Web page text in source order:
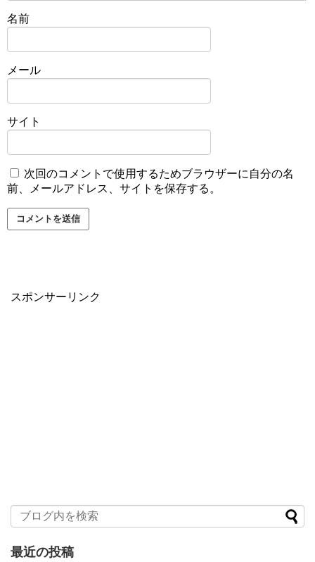
名前
メール
サイト
次回のコメントで使用するためブラウザーに自分の名
前、メールアドレス、サイトを保存する。
スポンサーリンク
最近の投稿